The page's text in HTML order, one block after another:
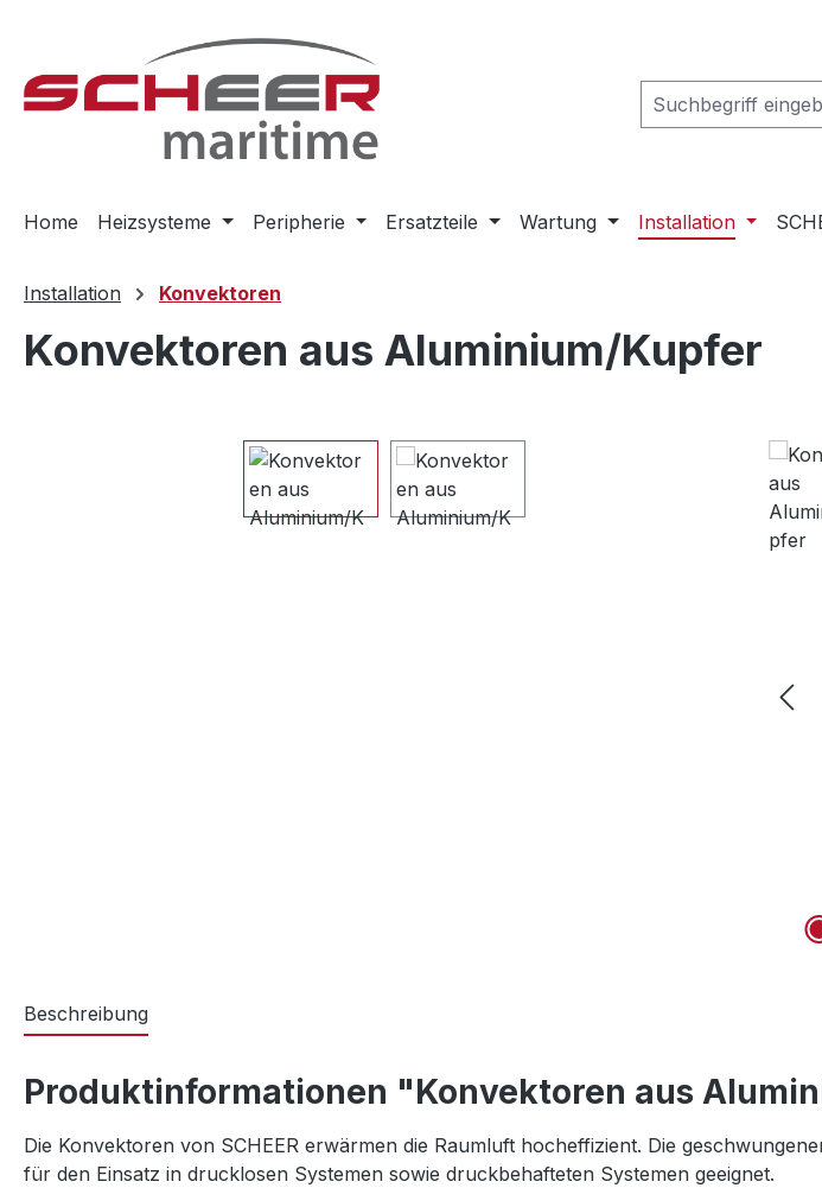
Home Heizsysteme Peripherie Ersatzteile Wartung Installation
Installation Konvektoren
Konvektoren aus Aluminium/Kupfer
Bildergalerie überspringen
Beschreibung
Produktinformationen "Konvektoren aus
Die Konvektoren von SCHEER erwärmen die Raumluft hocheffizient. Die
für den Einsatz in drucklosen Systemen sowie druckbehafteten Systemen geeignet.